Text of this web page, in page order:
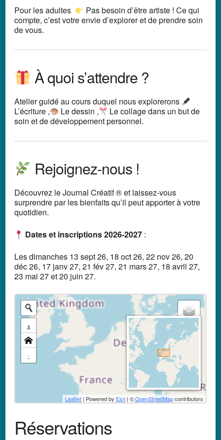
Pour les adultes
Pas besoin d’être artiste ! Ce qui
compte, c’est votre envie d’explorer et de prendre soin
de vous.
À quoi s’attendre ?
Atelier guidé au cours duquel nous explorerons
L’écriture ,
Le dessin ,
Le collage dans un but de
soin et de développement personnel.
Rejoignez-nous !
Découvrez le Journal Créatif ® et laissez-vous
surprendre par les bienfaits qu’il peut apporter à votre
quotidien.
Dates et inscriptions 2026-2027 :
Les dimanches 13 sept 26, 18 oct 26, 22 nov 26, 20
déc 26, 17 janv 27, 21 fév 27, 21 mars 27, 18 avril 27,
23 mai 27 et 20 juin 27.
+
-
Leaflet | Powered by Esri | ©OpenStreetMapcontributors
Réservations